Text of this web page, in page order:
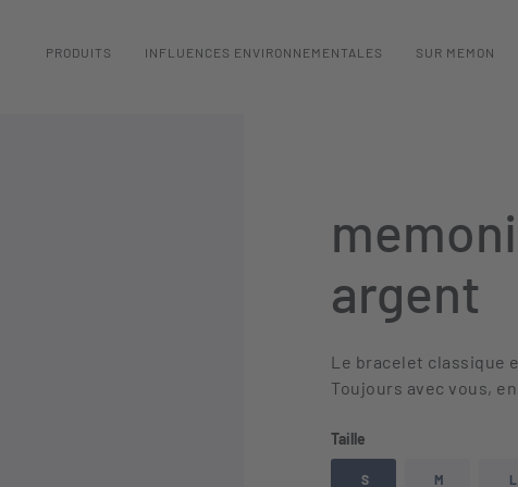
PRODUITS INFLUENCES ENVIRONNEMENTALES SUR MEMON
argent
Le bracelet classique
Toujours avec vous,
Taille
S M L